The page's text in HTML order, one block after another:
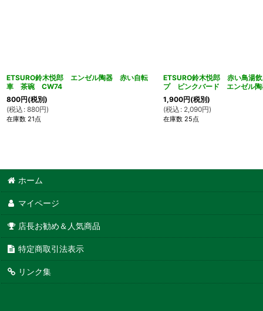
ETSURO鈴木悦郎 エンゼル陶器 赤い自転
車 茶碗 CW74
800円(税別)
(税込 : 880円)
在庫数 21点
ETSURO鈴木悦郎 赤い鳥湯
プ ピンクバード エンゼル
1,900円(税別)
(税込 : 2,090円)
在庫数 25点
ホーム
マイページ
店長お勧め＆人気商品
特定商取引法表示
リンク集